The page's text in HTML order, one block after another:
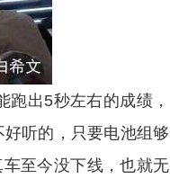
出5秒左右的成绩，
听的，只要电池组够
至今没下线，也就无